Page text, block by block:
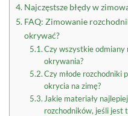
Najczęstsze błędy w
FAQ: Zimowanie
okrywać?
Czy wszystkie odmiany
okrywania?
Czy młode rozchodniki
okrycia na zimę?
Jakie materiały
rozchodników, jeśli jest